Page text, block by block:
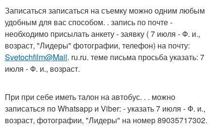
Записаться записаться на съемку можно одним любым
удобным для вас способом. . запись по почте -
необходимо присылать анкету - заявку ( 7 июля - Ф. и.,
возраст, "Лидеры" фотографии, телефон) на почту:
Svetochfilm@Mail. ru.ru. теме письма просьба указать: 7
июля - Ф. и., возраст.
При при себе иметь талон на автобус. . . можно
записаться по Whatsapp и Viber: - указать 7 июля - Ф. и.,
возраст, фотографии, "Лидеры" на номер 89035717302.